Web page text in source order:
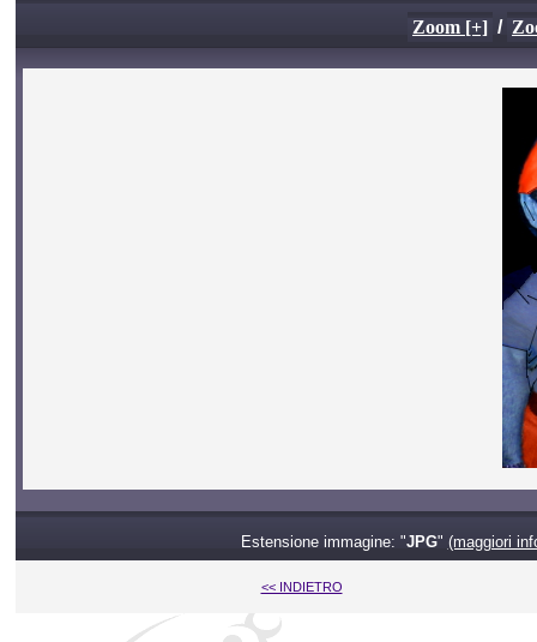
Zoom [+] /
Estensione immagine: "JPG" (maggiori
<< INDIETRO